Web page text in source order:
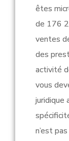
êtes
de 176
ventes
des
activité
vous
juridique
n’est